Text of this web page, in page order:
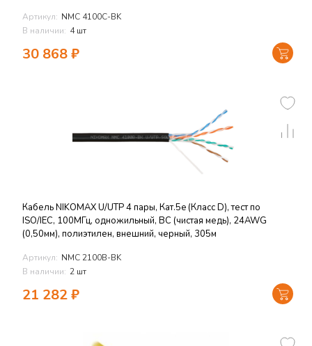
Артикул: NMC 4100C-BK
В наличии: 4 шт
30 868₽
Кабель NIKOMAX U/UTP 4 пары, Кат.5e (Класс D), тест по
ISO/IEC, 100МГц, одножильный, BC (чистая медь), 24AWG
(0,50мм), полиэтилен, внешний, черный, 305м
Артикул: NMC 2100B-BK
В наличии: 2 шт
21 282₽